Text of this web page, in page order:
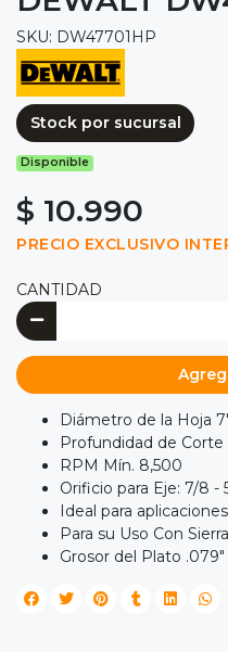
SKU: DW47701HP
Stock por sucursal
Disponible
$ 10.990
PRECIO EXCLUSIVO
CANTIDAD
Diámetro de la Hoja
Profundidad de Corte
RPM Mín. 8,500
Orificio para Eje: 7/8 -
Ideal para
Para su Uso Con
Grosor del Plato .079"